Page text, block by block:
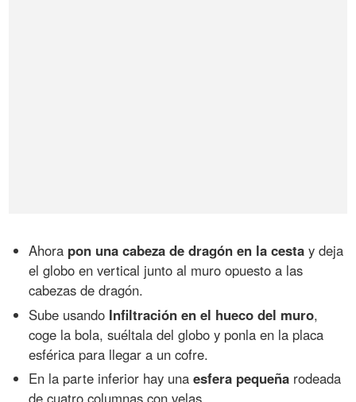
Ahora pon una cabeza de dragón en la cesta y deja
el globo en vertical junto al muro opuesto a las
cabezas de dragón.
Sube usando Infiltración en el hueco del muro,
coge la bola, suéltala del globo y ponla en la placa
esférica para llegar a un cofre.
En la parte inferior hay unaesfera pequeña rodeada